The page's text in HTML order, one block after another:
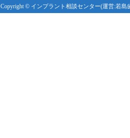
Copyright © インプラント相談センター(運営:若島